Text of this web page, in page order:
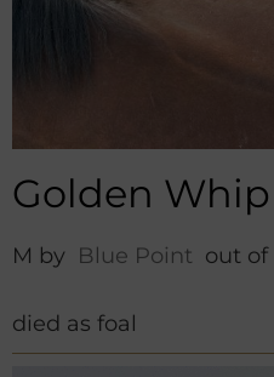
Golden Whip
M by Blue Point out of
died as foal